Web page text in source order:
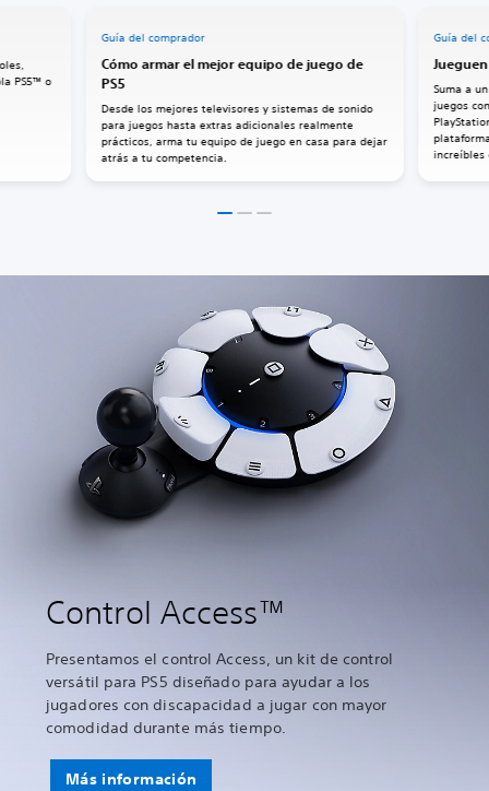
Guía del comprador
Cómo armar el mejor equipo de juego de
PS5
Desde los mejores televisores y sistemas de sonido
para juegos hasta extras adicionales realmente
prácticos, arma tu equipo de juego en casa para dejar
atrás a tu competencia.
Guía del
Suma a
juegos
increíbles
PS5™ o
Control Access™
Presentamos el control Access, un kit de control
versátil para PS5 diseñado para ayudar a los
jugadores con discapacidad a jugar con mayor
comodidad durante más tiempo.
Más información